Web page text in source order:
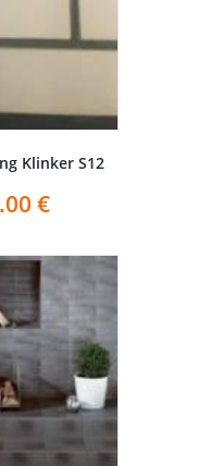
Klinker S12
€